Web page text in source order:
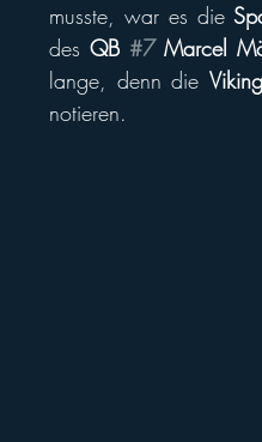
musste, war es die
des QB #7 Marcel
lange, denn die
notieren.